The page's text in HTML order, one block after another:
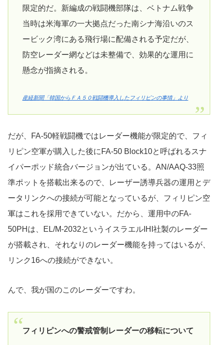
限定的だ。新編成の戦闘機部隊は、ベトナム戦争
当時は米海軍の一大拠点だった南シナ海沿いのス
ービック湾にある飛行場に配備される予定だが、
防空レーダー網などは未整備で、効果的な運用に
懸念が指摘される。
産経新聞「韓国からＦＡ５０戦闘機導入したフィリピンの事情」より
だが、FA-50軽戦闘機ではレーダー機能が限定的で、フィ
リピン空軍が購入した後にFA-50 Block10と呼ばれるスナ
イパーポッド統合バージョンが出ている。AN/AAQ-33照
準ポットを搭載出来るので、レーザー誘導兵器の運用とデ
ータリンクへの接続が可能となっているが、フィリピン空
軍はこれを採用できていない。だから、運用中のFA-
50PHは、EL/M-2032というイスラエルIHI社製のレーダー
が搭載され、それなりのレーダー機能を持ってはいるが、
リンク16への接続ができない。
んで、我が国のこのレーダーですわ。
フィリピンへの警戒管制レーダーの移転について